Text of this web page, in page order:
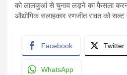
को लालकुआं से चुनाव लड़ने का फैसला करना
औद्योगिक सलाहकार रणजीत रावत को सल्ट
Facebook Twitter
WhatsApp